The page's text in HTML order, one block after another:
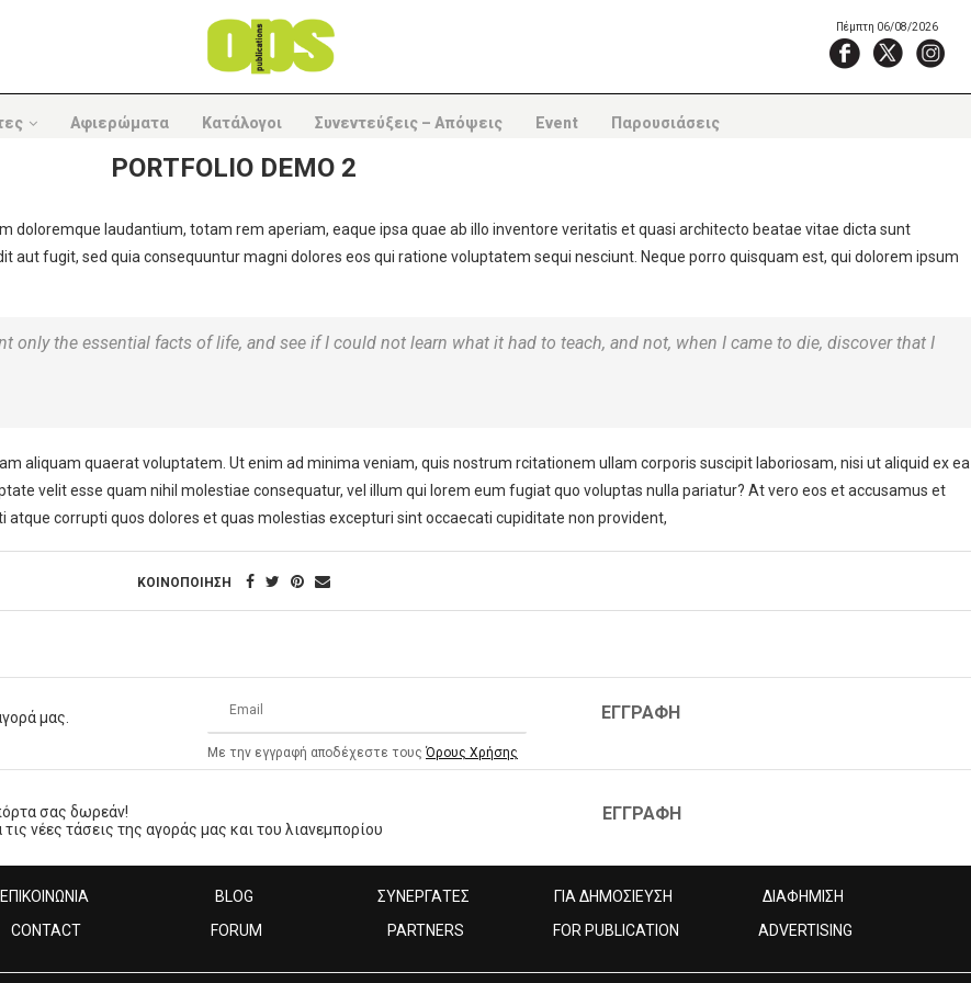
Πέμπτη 06/08/2026
Αφιερώματα Κατάλογοι Συνεντεύξεις – Απόψεις Event Παρουσιάσεις
PORTFOLIO DEMO 2
doloremque laudantium, totam rem aperiam, eaque ipsa quae ab illo inventore veritatis et quasi architecto beatae vitae dicta sunt
fugit, sed quia consequuntur magni dolores eos qui ratione voluptatem sequi nesciunt. Neque porro quisquam est, qui dolorem ipsum
only the essential facts of life, and see if I could not learn what it had to teach, and not, when I came to die, discover that I
aliquam quaerat voluptatem. Ut enim ad minima veniam, quis nostrum rcitationem ullam corporis suscipit laboriosam, nisi ut aliquid ex ea
velit esse quam nihil molestiae consequatur, vel illum qui lorem eum fugiat quo voluptas nulla pariatur? At vero eos et accusamus et
corrupti quos dolores et quas molestias excepturi sint occaecati cupiditate non provident,
ΚΟΙΝΟΠΟΙΗΣΗ
μας.
ΕΓΓΡΑΦΗ
Με την εγγραφή αποδέχεστε τους Όρους Χρήσης
σας δωρεάν!
νέες τάσεις της αγοράς μας και του λιανεμπορίου
ΕΓΓΡΑΦΗ
ΕΠΙΚΟΙΝΩΝΙΑ BLOG ΣΥΝΕΡΓΑΤΕΣ ΓΙΑ ΔΗΜΟΣΙΕΥΣΗ
ΔΙΑΦΗΜΙΣΗ
CONTACT FORUM PARTNERS FOR PUBLICATION ADVERTISING